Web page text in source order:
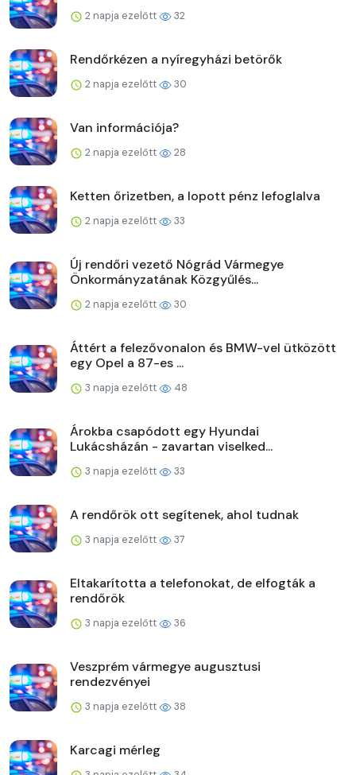
2 napja ezelőtt 32
Rendőrkézen a nyíregyházi betörők
2 napja ezelőtt 30
Van információja?
2 napja ezelőtt 28
Ketten őrizetben, a lopott pénz lefoglalva
2 napja ezelőtt 33
Új rendőri vezető Nógrád Vármegye
Önkormányzatának Közgyűlés...
2 napja ezelőtt 30
Áttért a felezővonalon és BMW-vel ütközött
egy Opel a 87-es ...
3 napja ezelőtt 48
Árokba csapódott egy Hyundai
Lukácsházán - zavartan viselked...
3 napja ezelőtt 33
A rendőrök ott segítenek, ahol tudnak
3 napja ezelőtt 37
Eltakarította a telefonokat, de elfogták a
rendőrök
3 napja ezelőtt 36
Veszprém vármegye augusztusi
rendezvényei
3 napja ezelőtt 38
Karcagi mérleg